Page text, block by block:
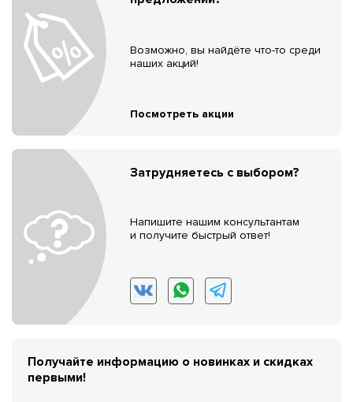
Возможно, вы найдёте что-то среди
наших акций!
Посмотреть акции
Затрудняетесь с выбором?
Напишите нашим консультантам
и получите быстрый ответ!
Получайте информацию о новинках и скидках
первыми!